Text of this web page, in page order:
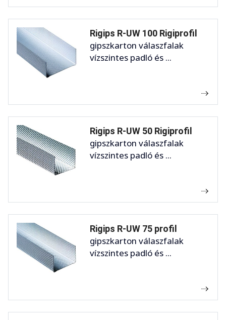
Rigips R-UW 100 Rigiprofil
gipszkarton válaszfalak
vízszintes padló és ...
Rigips R-UW 50 Rigiprofil
gipszkarton válaszfalak
vízszintes padló és ...
Rigips R-UW 75 profil
gipszkarton válaszfalak
vízszintes padló és ...